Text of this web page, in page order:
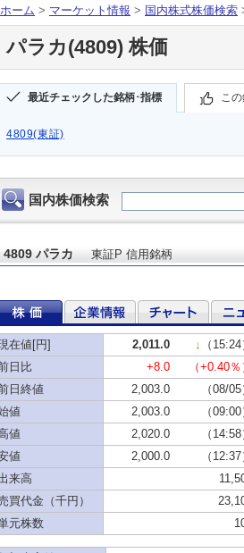
ホーム > マーケット情報 > 国内株式株価検索
パラカ(4809) 株価
最近チェックした銘柄･指標 こ
4809(東証)